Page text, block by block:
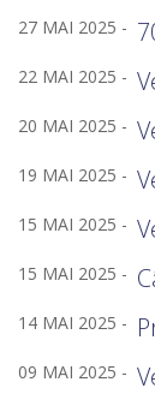
27 MAI 2025 -
22 MAI 2025 -
20 MAI 2025 -
19 MAI 2025 -
15 MAI 2025 -
15 MAI 2025 -
14 MAI 2025 -
09 MAI 2025 -